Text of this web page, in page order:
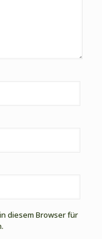
diesem Browser für